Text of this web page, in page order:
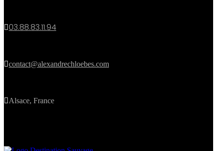
03.88.83.11.94
contact@alexandrechloebes.com
Alsace, France